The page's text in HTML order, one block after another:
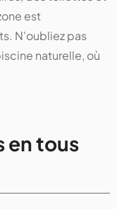
est
N'oubliez pas
naturelle, où
en tous